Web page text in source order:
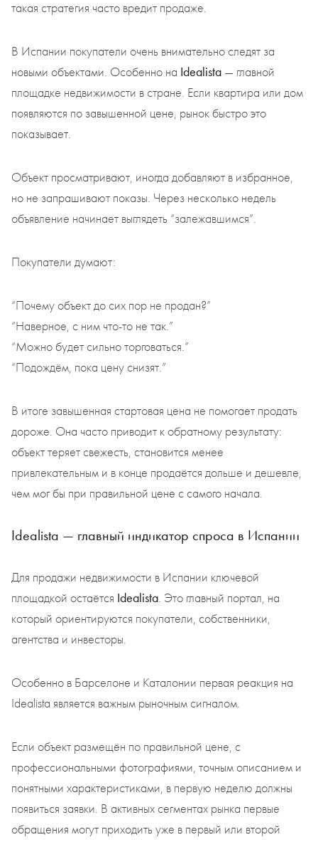
такая стратегия часто вредит продаже.
В Испании покупатели очень внимательно следят за
новыми объектами. Особенно на Idealista — главной
площадке недвижимости в стране. Если квартира или дом
появляются по завышенной цене, рынок быстро это
показывает.
Объект просматривают, иногда добавляют в избранное,
но не запрашивают показы. Через несколько недель
объявление начинает выглядеть “залежавшимся”.
Покупатели думают:
“Почему объект до сих пор не продан?”
“Наверное, с ним что-то не так.”
“Можно будет сильно торговаться.”
“Подождём, пока цену снизят.”
В итоге завышенная стартовая цена не помогает продать
дороже. Она часто приводит к обратному результату:
объект теряет свежесть, становится менее
привлекательным и в конце продаётся дольше и дешевле,
чем мог бы при правильной цене с самого начала.
Idealista — главный индикатор спроса в Испании
Для продажи недвижимости в Испании ключевой
площадкой остаётся Idealista. Это главный портал, на
который ориентируются покупатели, собственники,
агентства и инвесторы.
Особенно в Барселоне и Каталонии первая реакция на
Idealista является важным рыночным сигналом.
Если объект размещён по правильной цене, с
профессиональными фотографиями, точным описанием и
понятными характеристиками, в первую неделю должны
появиться заявки. В активных сегментах рынка первые
обращения могут приходить уже в первый или второй